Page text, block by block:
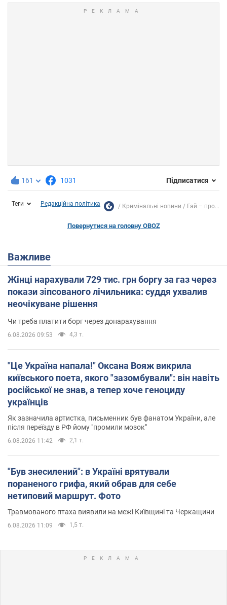
161 1031 Підписатися
Теги Редакційна політика Кримінальні новини Гай – про...
Повернутися на головну OBOZ
Важливе
Жінці нарахували 729 тис. грн боргу за газ через
покази зіпсованого лічильника: суддя ухвалив
неочікуване рішення
Чи треба платити борг через донарахування
6.08.2026 09:53 4,3 т.
"Це Україна напала!" Оксана Вояж викрила
київського поета, якого "зазомбували": він навіть
російської не знав, а тепер хоче геноциду
українців
Як зазначила артистка, письменник був фанатом України, але
після переїзду в РФ йому "промили мозок"
6.08.2026 11:42 2,1 т.
"Був знесилений": в Україні врятували
пораненого грифа, який обрав для себе
нетиповий маршрут. Фото
Травмованого птаха виявили на межі Київщині та Черкащини
6.08.2026 11:09 1,5 т.